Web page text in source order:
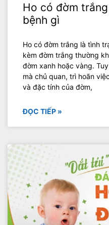
Ho có đờm
bệnh gì
Ho có đờm trắng là tình
kèm đờm trắng thường
đờm xanh hoặc vàng.
mà chủ quan, trì hoãn
và đặc tính của đờm,
ĐỌC TIẾP »